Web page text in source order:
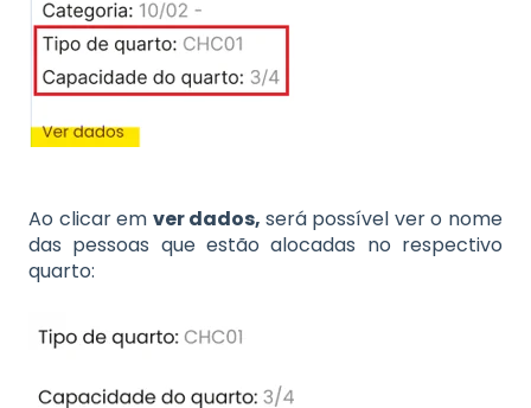
Ao clicar em ver dados, será possível ver o nome
das pessoas que estão alocadas no respectivo
quarto: